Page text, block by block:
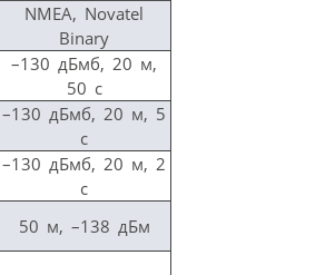
NMEA, Novatel
Binary
–130 дБмб, 20 м,
50 с
–130 дБмб, 20 м, 5
с
–130 дБмб, 20 м, 2
с
50 м, –138 дБм